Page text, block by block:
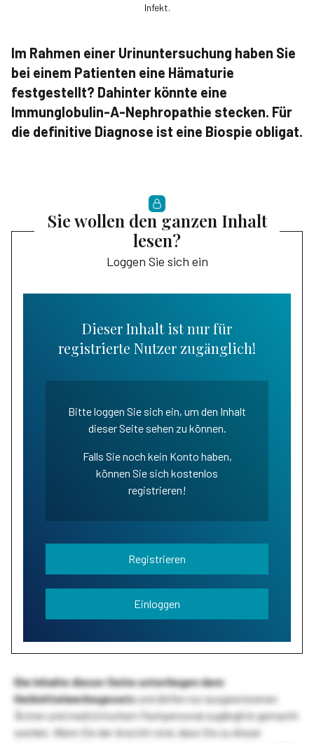
Infekt.
Im Rahmen einer Urin­untersuchung haben Sie
bei einem Patienten eine Hämaturie
festgestellt? Dahinter könnte eine
Immunglobulin-A-Nephropathie stecken. Für
die definitive Diagnose ist eine Biospie obligat.
Sie wollen den ganzen Inhalt
lesen?
Loggen Sie sich ein
Dieser Inhalt ist nur für
registrierte Nutzer zugänglich!
Bitte loggen Sie sich ein, um den Inhalt
dieser Seite sehen zu können.
Falls Sie noch kein Konto haben,
können Sie sich kostenlos
registrieren!
Registrieren
Einloggen
Die Inhalte dieser Seite unterliegen dem
Heilmittelwerbegesetzund dürfen nur ausgewiesenen
Ärzten und medizinischem Fachpersonal zugänglich gemacht
werden. Wenn Sie der Ansicht sind, dass Sie zu dieser